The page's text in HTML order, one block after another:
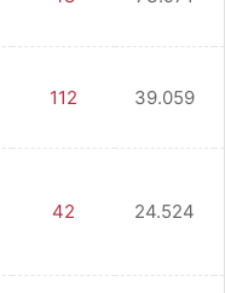
112 39.059
42 24.524